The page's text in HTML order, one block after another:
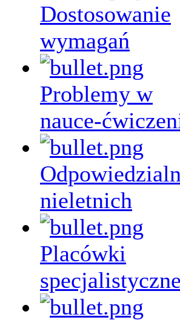
Dostosowanie
wymagań
Problemy w
nauce-
nieletnich
Placówki
specjalistyczne